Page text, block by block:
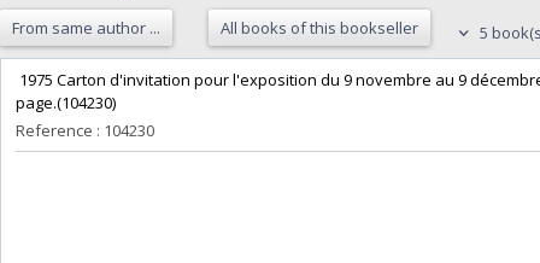
From same author ... All books of this bookseller 5
1975 Carton d'invitation pour l'exposition du 9 novembre au 9
page.(104230) ‎
Reference : 104230